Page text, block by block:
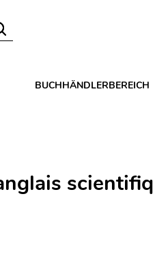
BUCHHÄNDLERBEREICH